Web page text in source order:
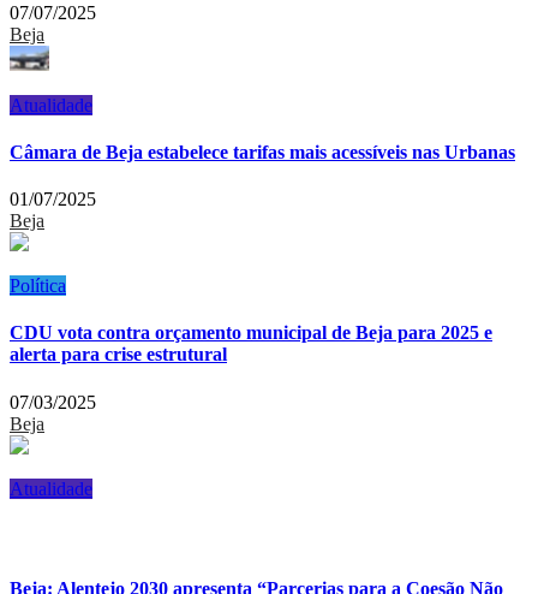
07/07/2025
Beja
Atualidade
Câmara de Beja estabelece tarifas mais acessíveis nas Urbanas
01/07/2025
Beja
Política
CDU vota contra orçamento municipal de Beja para 2025 e
alerta para crise estrutural
07/03/2025
Beja
Atualidade
Beja: Alentejo 2030 apresenta “Parcerias para a Coesão Não